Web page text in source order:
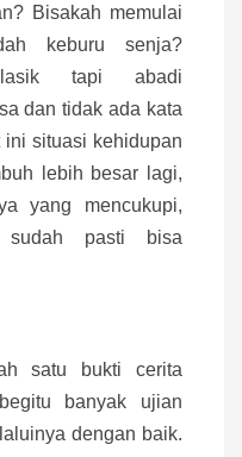
Bisakah memulai
keburu senja?
tapi abadi
dan tidak ada kata
situasi kehidupan
lebih besar lagi,
yang mencukupi,
sudah pasti bisa
satu bukti cerita
banyak ujian
dengan baik.